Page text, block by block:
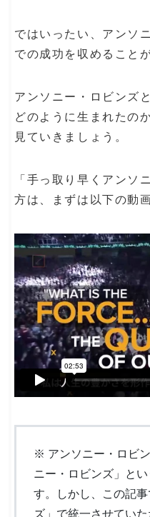
ではいったい、アンソ
での成功を収めること
アンソニー・ロビンズ
どのように生まれたの
見ていきましょう。
「手っ取り早くアンソ
方は、まずは以下の動
※ アンソニー・ロビ
ニー・ロビンズ」と
す。しかし、この記
ズ」で統一させていた